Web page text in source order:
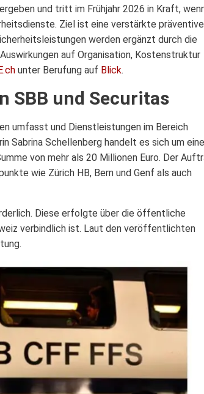
und tritt im Frühjahr 2026 in Kraft,
Ziel ist eine verstärkte präventive
werden ergänzt durch die
auf Organisation, Kostenstruktur
unter Berufung auf Blick.
SBB und Securitas
umfasst und Dienstleistungen im Bereich
Sabrina Schellenberg handelt es sich um
von mehr als 20 Millionen Euro. Der
wie Zürich HB, Bern und Genf als auch
Diese erfolgte über die öffentliche
verbindlich ist. Laut den veröffentlichten